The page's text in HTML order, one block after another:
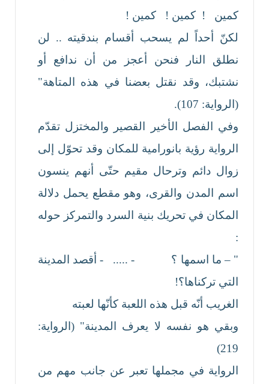
كمين ! كمين ! كمين !
لكنّ أحداً لم يسحب أقسام بندقيته .. لن
نطلق النار فنحن أعجز من أن ندافع أو
نشتبك، وقد نقتل بعضنا في هذه المتاهة"
(الرواية: 107).
وفي الفصل الأخير القصير والمختزل تقدّم
الرواية رؤية بانورامية للمكان وقد تحوّل إلى
زوال دائم وترحال مقيم حتّى أنهم ينسون
اسم المدن والقرى، وهو مقطع يحمل دلالة
المكان في تحريك بنية السرد والتمركز حوله
:
" – ما اسمها ؟ - ..... - أقصد المدينة
التي تركناها؟!
الغريب أنّه قبل هذه اللعبة كأنّها لعبته
وبقي هو نفسه لا يعرف المدينة" (الرواية:
219)
الرواية في مجملها تعبر عن جانب مهم من